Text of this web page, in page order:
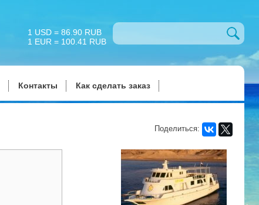
1 USD = 86.90 RUB
1 EUR = 100.41 RUB
Контакты Как сделать заказ
Поделиться: